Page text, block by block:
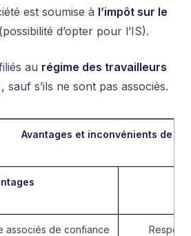
est soumise à l’impôt sur le
d’opter pour l’IS).
au régime des travailleurs
, sauf s’ils ne sont pas associés.
Avantages et inconvénients de la
associés de confiance